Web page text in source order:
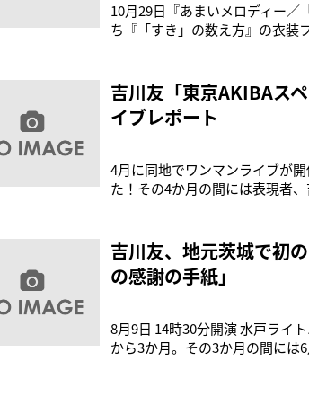
10月29日『あまいメロディー／
ち『「すき」の数え方』の衣装
ういうカラーやスタイルって
リした色が多いから
吉川友「東京AKIBAス
イブレポート
4月に同地でワンマンライブが
た！その4か月の間には表現者
吉川友、地元茨城で初
の感謝の手紙」
8月9日 14時30分開演 水戸ライ
から3か月。その3か月の間には